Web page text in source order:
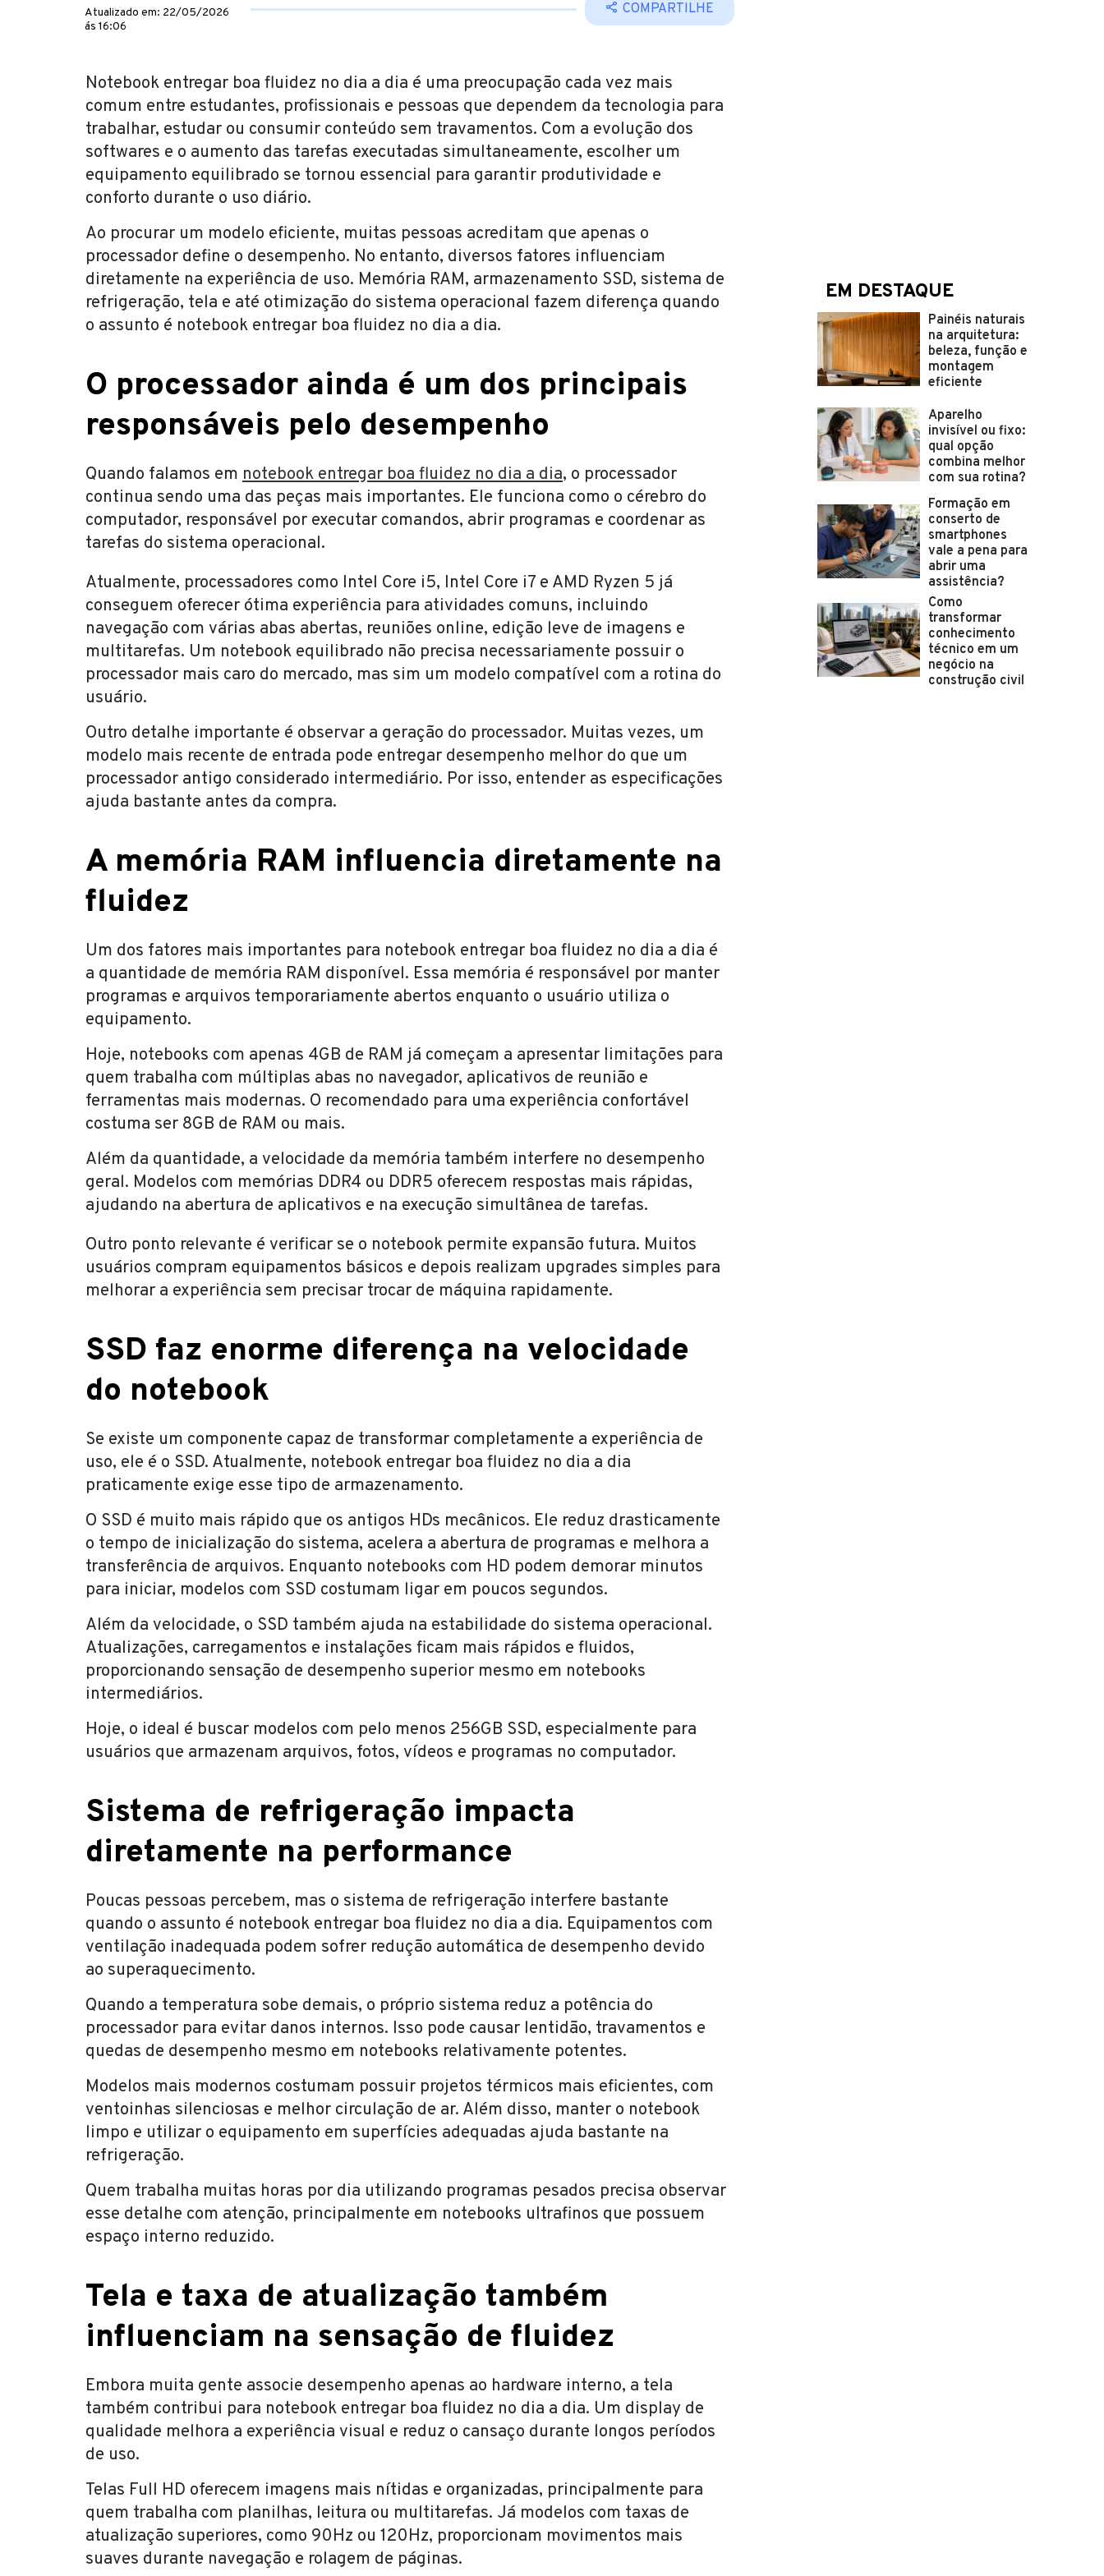
Atualizado em: 22/05/2026
ás 16:06
COMPARTILHE
Notebook entregar boa fluidez no dia a dia é uma preocupação cada vez mais
comum entre estudantes, profissionais e pessoas que dependem da tecnologia para
trabalhar, estudar ou consumir conteúdo sem travamentos. Com a evolução dos
softwares e o aumento das tarefas executadas simultaneamente, escolher um
equipamento equilibrado se tornou essencial para garantir produtividade e
conforto durante o uso diário.
Ao procurar um modelo eficiente, muitas pessoas acreditam que apenas o
processador define o desempenho. No entanto, diversos fatores influenciam
diretamente na experiência de uso. Memória RAM, armazenamento SSD, sistema de
refrigeração, tela e até otimização do sistema operacional fazem diferença quando
o assunto é notebook entregar boa fluidez no dia a dia.
O processador ainda é um dos principais
responsáveis pelo desempenho
Quando falamos em notebook entregar boa fluidez no dia a dia, o processador
continua sendo uma das peças mais importantes. Ele funciona como o cérebro do
computador, responsável por executar comandos, abrir programas e coordenar as
tarefas do sistema operacional.
Atualmente, processadores como Intel Core i5, Intel Core i7 e AMD Ryzen 5 já
conseguem oferecer ótima experiência para atividades comuns, incluindo
navegação com várias abas abertas, reuniões online, edição leve de imagens e
multitarefas. Um notebook equilibrado não precisa necessariamente possuir o
processador mais caro do mercado, mas sim um modelo compatível com a rotina do
usuário.
Outro detalhe importante é observar a geração do processador. Muitas vezes, um
modelo mais recente de entrada pode entregar desempenho melhor do que um
processador antigo considerado intermediário. Por isso, entender as especificações
ajuda bastante antes da compra.
A memória RAM influencia diretamente na
fluidez
Um dos fatores mais importantes para notebook entregar boa fluidez no dia a dia é
a quantidade de memória RAM disponível. Essa memória é responsável por manter
programas e arquivos temporariamente abertos enquanto o usuário utiliza o
equipamento.
Hoje, notebooks com apenas 4GB de RAM já começam a apresentar limitações para
quem trabalha com múltiplas abas no navegador, aplicativos de reunião e
ferramentas mais modernas. O recomendado para uma experiência confortável
costuma ser 8GB de RAM ou mais.
Além da quantidade, a velocidade da memória também interfere no desempenho
geral. Modelos com memórias DDR4 ou DDR5 oferecem respostas mais rápidas,
ajudando na abertura de aplicativos e na execução simultânea de tarefas.
Outro ponto relevante é verificar se o notebook permite expansão futura. Muitos
usuários compram equipamentos básicos e depois realizam upgrades simples para
melhorar a experiência sem precisar trocar de máquina rapidamente.
SSD faz enorme diferença na velocidade
do notebook
Se existe um componente capaz de transformar completamente a experiência de
uso, ele é o SSD. Atualmente, notebook entregar boa fluidez no dia a dia
praticamente exige esse tipo de armazenamento.
O SSD é muito mais rápido que os antigos HDs mecânicos. Ele reduz drasticamente
o tempo de inicialização do sistema, acelera a abertura de programas e melhora a
transferência de arquivos. Enquanto notebooks com HD podem demorar minutos
para iniciar, modelos com SSD costumam ligar em poucos segundos.
Além da velocidade, o SSD também ajuda na estabilidade do sistema operacional.
Atualizações, carregamentos e instalações ficam mais rápidos e fluidos,
proporcionando sensação de desempenho superior mesmo em notebooks
intermediários.
Hoje, o ideal é buscar modelos com pelo menos 256GB SSD, especialmente para
usuários que armazenam arquivos, fotos, vídeos e programas no computador.
Sistema de refrigeração impacta
diretamente na performance
Poucas pessoas percebem, mas o sistema de refrigeração interfere bastante
quando o assunto é notebook entregar boa fluidez no dia a dia. Equipamentos com
ventilação inadequada podem sofrer redução automática de desempenho devido
ao superaquecimento.
Quando a temperatura sobe demais, o próprio sistema reduz a potência do
processador para evitar danos internos. Isso pode causar lentidão, travamentos e
quedas de desempenho mesmo em notebooks relativamente potentes.
Modelos mais modernos costumam possuir projetos térmicos mais eficientes, com
ventoinhas silenciosas e melhor circulação de ar. Além disso, manter o notebook
limpo e utilizar o equipamento em superfícies adequadas ajuda bastante na
refrigeração.
Quem trabalha muitas horas por dia utilizando programas pesados precisa observar
esse detalhe com atenção, principalmente em notebooks ultrafinos que possuem
espaço interno reduzido.
Tela e taxa de atualização também
influenciam na sensação de fluidez
Embora muita gente associe desempenho apenas ao hardware interno, a tela
também contribui para notebook entregar boa fluidez no dia a dia. Um display de
qualidade melhora a experiência visual e reduz o cansaço durante longos períodos
de uso.
Telas Full HD oferecem imagens mais nítidas e organizadas, principalmente para
quem trabalha com planilhas, leitura ou multitarefas. Já modelos com taxas de
atualização superiores, como 90Hz ou 120Hz, proporcionam movimentos mais
suaves durante navegação e rolagem de páginas.
EM DESTAQUE
Painéis naturais
na arquitetura:
beleza, função e
montagem
eficiente
Aparelho
invisível ou fixo:
qual opção
combina melhor
com sua rotina?
Formação em
conserto de
smartphones
vale a pena para
abrir uma
assistência?
Como
transformar
conhecimento
técnico em um
negócio na
construção civil